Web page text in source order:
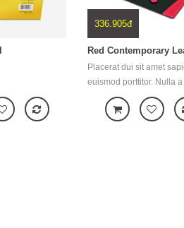
336.905đ
Placerat dui sit amet
euismod porttitor. Nulla
nunc. Integer id dui odio.
ipsum dolor sit amet,